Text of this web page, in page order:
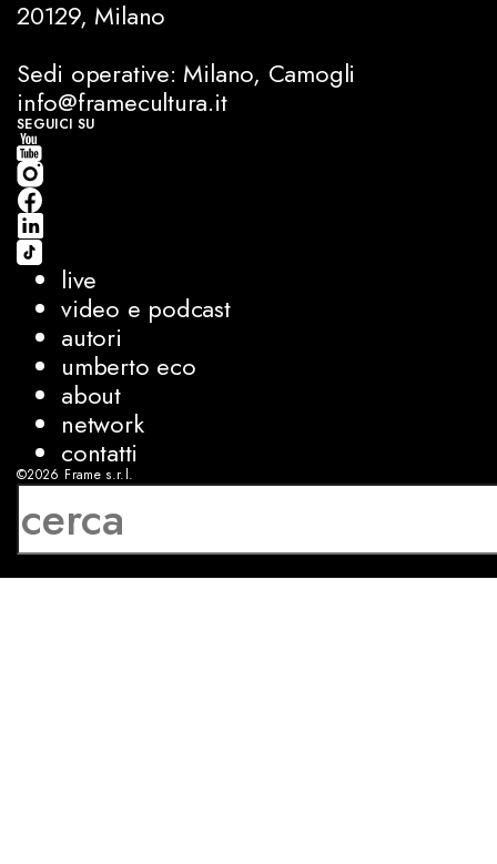
20129, Milano
Sedi operative: Milano, Camogli
info@framecultura.it
SEGUICI SU
live
video e podcast
autori
umberto eco
about
network
contatti
©2026 Frame s.r.l.
P.IVA 08927250962
sviluppo:Luca Bunino